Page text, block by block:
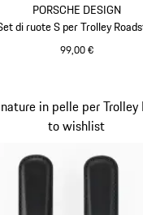
PORSCHE DESIGN
di ruote S per Trolley
99,00 €
in pelle per Trolley
to wishlist